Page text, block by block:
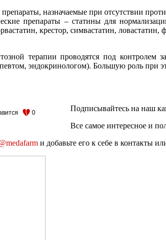
препараты, назначаемые при отсутствии
препараты – статины для
крестор, симвастатин, ловастатин,
терапии проводятся под контролем
эндокринологом). Большую роль при
0 Подписывайтесь на наш
Все самое интересное и
и добавьте его к себе в контакты